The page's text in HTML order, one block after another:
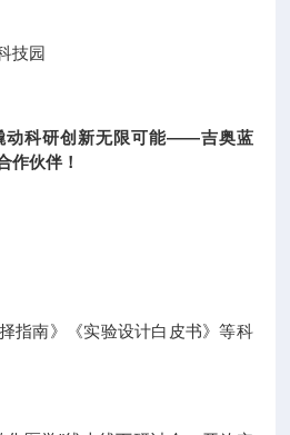
技园
动科研创新无限可能——吉奥蓝
作伙伴！
指南》《实验设计白皮书》等科